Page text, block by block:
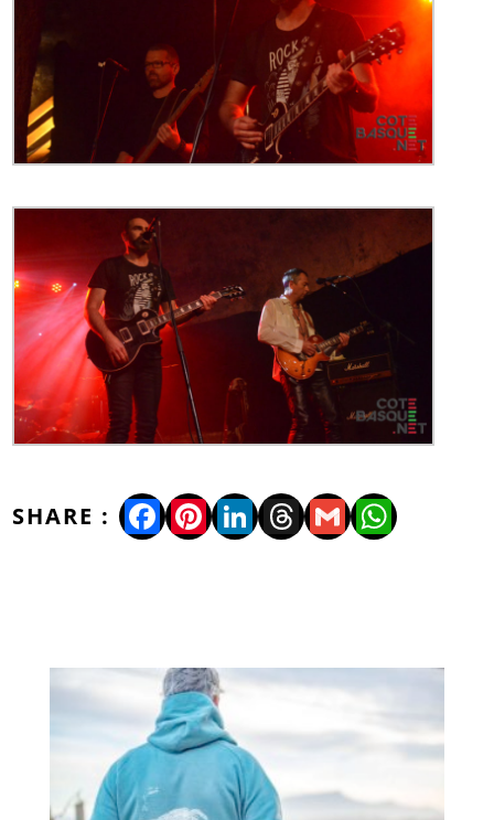
Facebook
Pinterest
LinkedIn
Threads
Gmail